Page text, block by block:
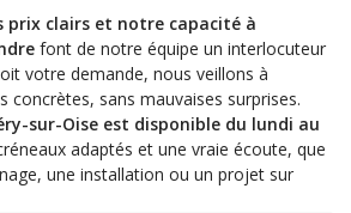
prix clairs et notre capacité à
font de notre équipe un interlocuteur
votre demande, nous veillons à
concrètes, sans mauvaises surprises.
sur-Oise est disponible du lundi au
adaptés et une vraie écoute, que
une installation ou un projet sur